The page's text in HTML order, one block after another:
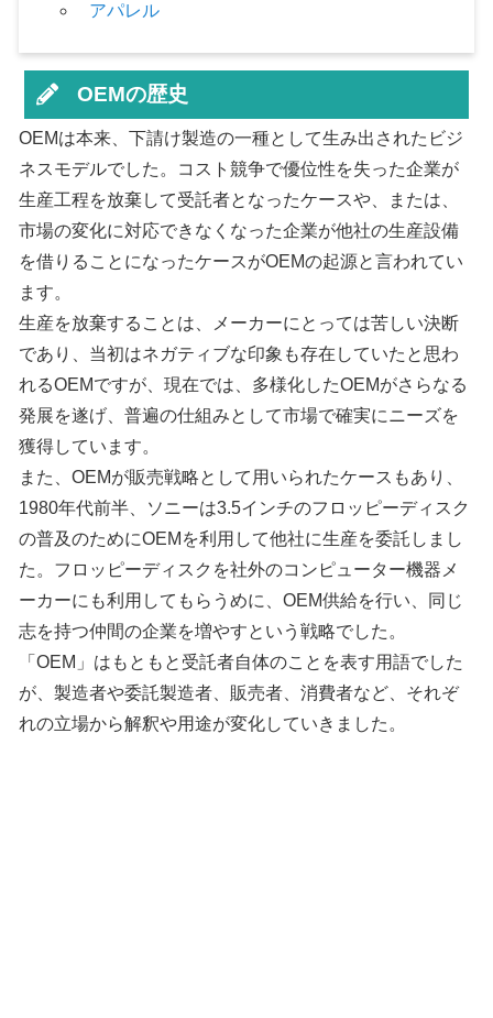
アパレル
OEMの歴史
OEMは本来、下請け製造の一種として生み出されたビジ
ネスモデルでした。コスト競争で優位性を失った企業が
生産工程を放棄して受託者となったケースや、または、
市場の変化に対応できなくなった企業が他社の生産設備
を借りることになったケースがOEMの起源と言われてい
ます。
生産を放棄することは、メーカーにとっては苦しい決断
であり、当初はネガティブな印象も存在していたと思わ
れるOEMですが、現在では、多様化したOEMがさらなる
発展を遂げ、普遍の仕組みとして市場で確実にニーズを
獲得しています。
また、OEMが販売戦略として用いられたケースもあり、
1980年代前半、ソニーは3.5インチのフロッピーディスク
の普及のためにOEMを利用して他社に生産を委託しまし
た。フロッピーディスクを社外のコンピューター機器メ
ーカーにも利用してもらうめに、OEM供給を行い、同じ
志を持つ仲間の企業を増やすという戦略でした。
「OEM」はもともと受託者自体のことを表す用語でした
が、製造者や委託製造者、販売者、消費者など、それぞ
れの立場から解釈や用途が変化していきました。